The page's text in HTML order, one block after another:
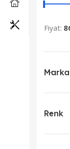
Fiyat:
Marka
Renk